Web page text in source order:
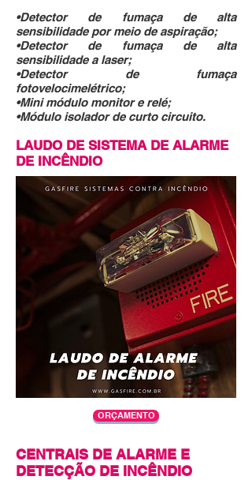
•Detector de fumaça de alta
sensibilidade por meio de aspiração;
•Detector de fumaça de alta
sensibilidade a laser;
•Detector de fumaça
fotovelocimelétrico;
•Mini módulo monitor e relé;
•Módulo isolador de curto circuito.
LAUDO DE SISTEMA DE ALARME
DE INCÊNDIO
ORÇAMENTO
CENTRAIS DE ALARME E
DETECÇÃO DE INCÊNDIO